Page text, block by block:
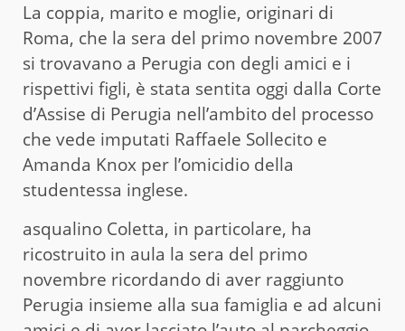
La coppia, marito e moglie, originari di
Roma, che la sera del primo novembre 2007
si trovavano a Perugia con degli amici e i
rispettivi figli, è stata sentita oggi dalla Corte
d’Assise di Perugia nell’ambito del processo
che vede imputati Raffaele Sollecito e
Amanda Knox per l’omicidio della
studentessa inglese.
asqualino Coletta, in particolare, ha
ricostruito in aula la sera del primo
novembre ricordando di aver raggiunto
Perugia insieme alla sua famiglia e ad alcuni